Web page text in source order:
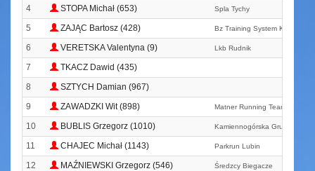
4 STOPA Michał (653) Spla Tychy
5 ZAJĄC Bartosz (428) Bz Training System
6 VERETSKA Valentyna (9) Lkb Rudnik
7
TKACZ Dawid (435)
8
SZTYCH Damian (967)
9
ZAWADZKI Wit (898) Matner Running Team
10 BUBLIS Grzegorz (1010) Kamiennogórska Grupa
11 CHAJEC Michał (1143) Parkrun Lubin
12 MAŹNIEWSKI Grzegorz (546) Średzcy Biegacze